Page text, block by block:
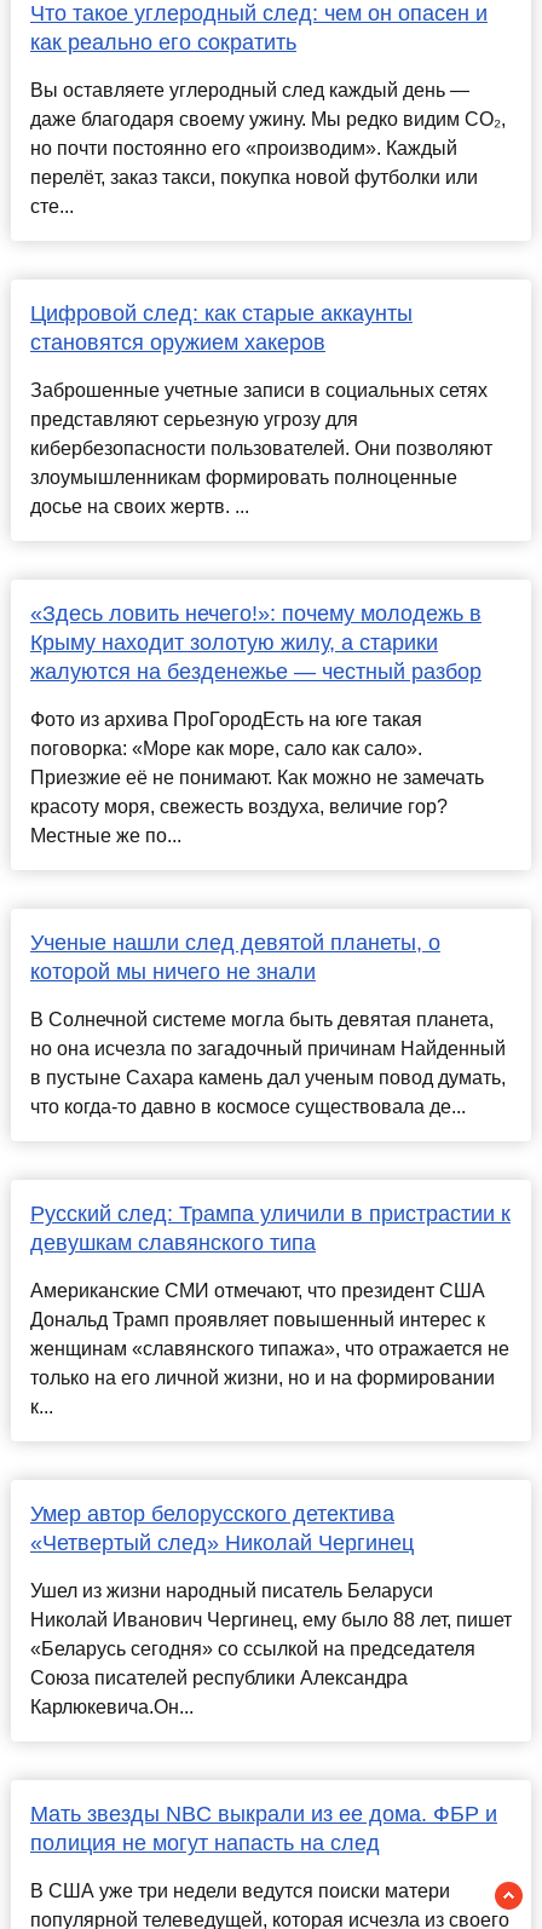
Что такое углеродный след: чем он опасен и
как реально его сократить
Вы оставляете углеродный след каждый день —
даже благодаря своему ужину. Мы редко видим CO₂,
но почти постоянно его «производим». Каждый
перелёт, заказ такси, покупка новой футболки или
сте...
Цифровой след: как старые аккаунты
становятся оружием хакеров
Заброшенные учетные записи в социальных сетях
представляют серьезную угрозу для
кибербезопасности пользователей. Они позволяют
злоумышленникам формировать полноценные
досье на своих жертв. ...
«Здесь ловить нечего!»: почему молодежь в
Крыму находит золотую жилу, а старики
жалуются на безденежье — честный разбор
Фото из архива ПроГородЕсть на юге такая
поговорка: «Море как море, сало как сало».
Приезжие её не понимают. Как можно не замечать
красоту моря, свежесть воздуха, величие гор?
Местные же по...
Ученые нашли след девятой планеты, о
которой мы ничего не знали
В Солнечной системе могла быть девятая планета,
но она исчезла по загадочный причинам Найденный
в пустыне Сахара камень дал ученым повод думать,
что когда-то давно в космосе существовала де...
Русский след: Трампа уличили в пристрастии к
девушкам славянского типа
Американские СМИ отмечают, что президент США
Дональд Трамп проявляет повышенный интерес к
женщинам «славянского типажа», что отражается не
только на его личной жизни, но и на формировании
к...
Умер автор белорусского детектива
«Четвертый след» Николай Чергинец
Ушел из жизни народный писатель Беларуси
Николай Иванович Чергинец, ему было 88 лет, пишет
«Беларусь сегодня» со ссылкой на председателя
Союза писателей республики Александра
Карлюкевича.Он...
Мать звезды NBC выкрали из ее дома. ФБР и
полиция не могут напасть на след
В США уже три недели ведутся поиски матери
популярной телеведущей, которая исчезла из своего